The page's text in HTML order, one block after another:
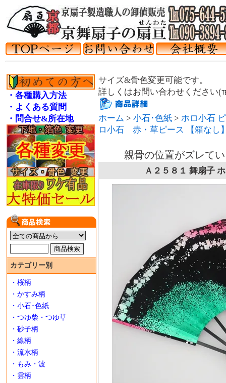
・各種購入方法
・よくある質問
・問合せ&所在地
カテゴリー別
・桜柄
・かすみ柄
・小石･色紙
・つゆ柴・つゆ草
・砂子柄
・線柄
・流水柄
・もみ・波
・雲柄
サイズ&骨色変更可能です。
詳しくはお問い合わせください
ホーム > 小石･色紙 > ホロ小石
ロ小石 赤・草ピース 【箱なし
親骨の位置がズレて
Ａ２５８１ 舞扇子